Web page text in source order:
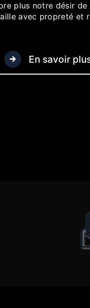
plus notre désir
avec propreté et
En savoir